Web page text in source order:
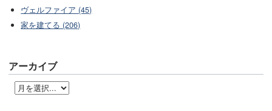
ヴェルファイア (45)
家を建てる (206)
アーカイブ